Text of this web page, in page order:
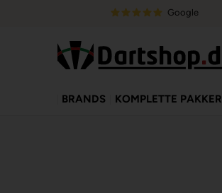
Google
BRANDS KOMPLETTE PAKKER